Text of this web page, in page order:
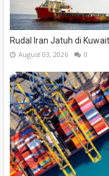
Rudal Iran Jatuh di
August 03, 2026 0